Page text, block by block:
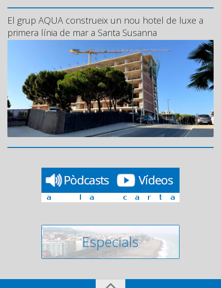
El grup AQUA construeix un nou hotel de luxe a
primera línia de mar a Santa Susanna